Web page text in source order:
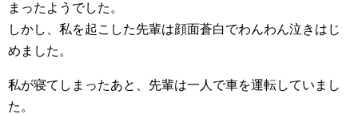
まったようでした。
しかし、私を起こした先輩は顔面蒼白でわんわん泣きはじ
めました。
私が寝てしまったあと、先輩は一人で車を運転していまし
た。